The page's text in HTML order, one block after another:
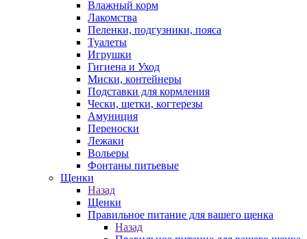
Влажный корм
Лакомства
Пеленки, подгузники, пояса
Туалеты
Игрушки
Гигиена и Уход
Миски, контейнеры
Подставки для кормления
Чески, щетки, когтерезы
Амуниция
Переноски
Лежаки
Вольеры
Фонтаны питьевые
Щенки
Назад
Щенки
Правильное питание для вашего щенка
Назад